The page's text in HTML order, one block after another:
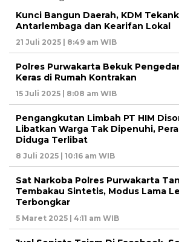
Kunci Bangun Daerah, KDM
Antarlembaga dan Kearifan Lokal
21 Juli 2025 | 8:49 am WIB
Polres Purwakarta Bekuk
Keras di Rumah Kontrakan
15 Juli 2025 | 8:08 am WIB
Pengangkutan Limbah PT HIM
Libatkan Warga Tak Dipenuhi,
Diduga Terlibat
8 Juli 2025 | 10:16 am WIB
Sat Narkoba Polres Purwakarta
Tembakau Sintetis, Modus Lama
Terbongkar
5 Maret 2025 | 4:11 am WIB